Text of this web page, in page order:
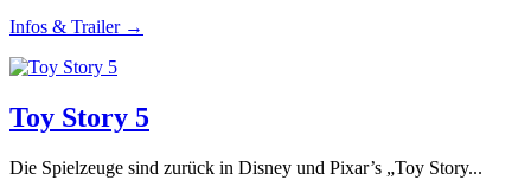
Infos & Trailer →
Toy Story 5
Die Spielzeuge sind zurück in Disney und Pixar’s „Toy Story...